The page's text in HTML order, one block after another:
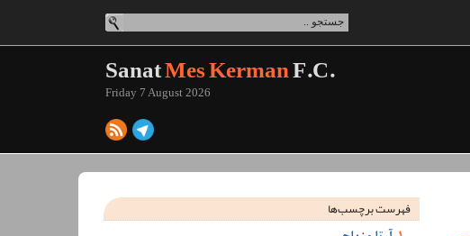
SanatMes KermanF.C.
Friday 7 August 2026
فهرست برچسب‌ها